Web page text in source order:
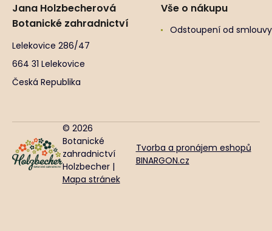
Jana Holzbecherová
Botanické zahradnictví
Lelekovice 286/47
664 31 Lelekovice
Česká Republika
Vše o nákupu
Odstoupení od smlouvy
© 2026
Botanické
zahradnictví
Holzbecher |
Mapa stránek
Tvorba a pronájem eshopů
BINARGON.cz